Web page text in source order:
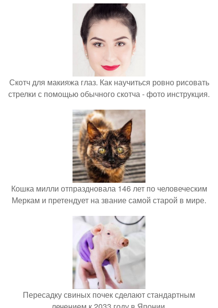
Скотч для макияжа глаз. Как научиться ровно рисовать
стрелки с помощью обычного скотча - фото инструкция.
Кошка милли отпраздновала 146 лет по человеческим
Меркам и претендует на звание самой старой в мире.
Пересадку свиных почек сделают стандартным